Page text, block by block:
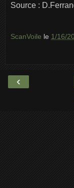
Source :
ScanVoile le 1/16/
‹